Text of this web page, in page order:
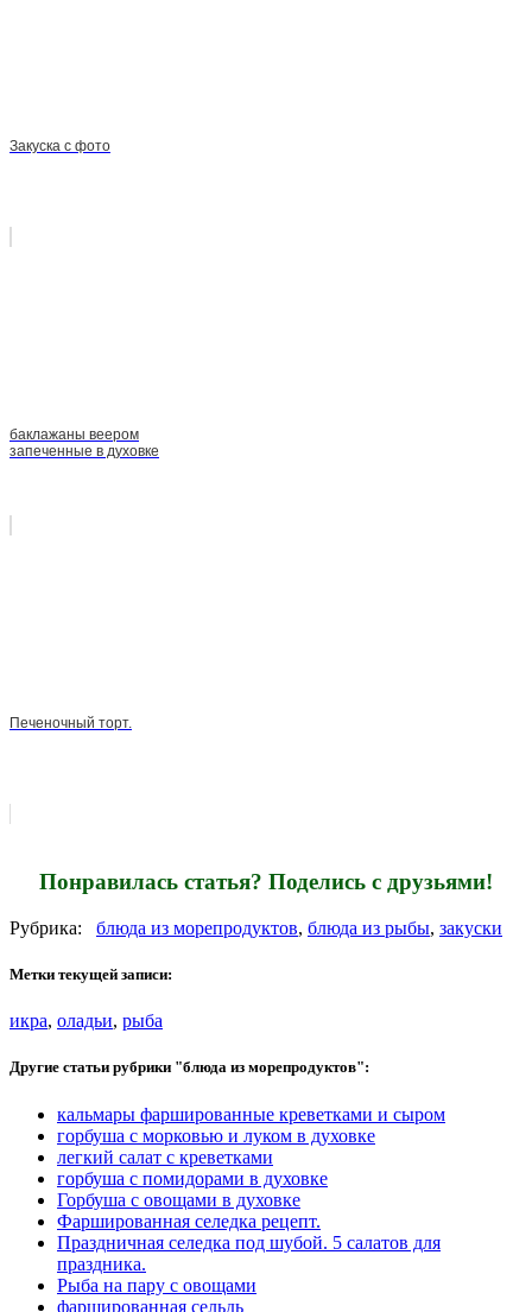
Закуска с фото
баклажаны веером
запеченные в духовке
Печеночный торт.
Понравилась статья? Поделись с друзьями!
Рубрика: блюда из морепродуктов, блюда из рыбы, закуски
Метки текущей записи:
икра, оладьи, рыба
Другие статьи рубрики "блюда из морепродуктов":
кальмары фаршированные креветками и сыром
горбуша с морковью и луком в духовке
легкий салат с креветками
горбуша с помидорами в духовке
Горбуша с овощами в духовке
Фаршированная селедка рецепт.
Праздничная селедка под шубой. 5 салатов для
праздника.
Рыба на пару с овощами
фаршированная сельдь